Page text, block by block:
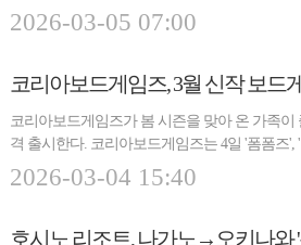
2026-03-05 07:00
코리아보드게임즈, 3월 신작 보드
코리아보드게임즈가 봄 시즌을 맞아 온 가족
격 출시한다. 코리아보드게임즈는 4일 '폼폼즈
2026-03-04 15:40
호시노 리조트, 나가노→오키나와